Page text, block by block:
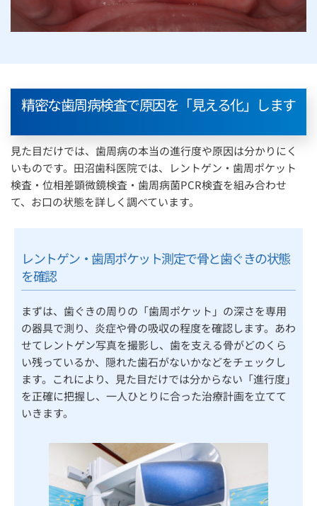
精密な歯周病検査で原因を「見える化」します
見た目だけでは、歯周病の本当の進行度や原因は分かりにく
いものです。田沼歯科医院では、レントゲン・歯周ポケット
検査・位相差顕微鏡検査・歯周病菌PCR検査を組み合わせ
て、お口の状態を詳しく調べています。
レントゲン・歯周ポケット測定で骨と歯ぐきの状態
を確認
まずは、歯ぐきの周りの「歯周ポケット」の深さを専用
の器具で測り、炎症や骨の吸収の程度を確認します。あわ
せてレントゲン写真を撮影し、歯を支える骨がどのくら
い残っているか、隠れた歯石がないかなどをチェックし
ます。これにより、見た目だけでは分からない「進行度」
を正確に把握し、一人ひとりに合った治療計画を立てて
いきます。